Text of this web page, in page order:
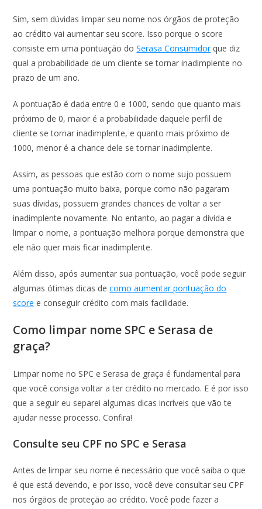
Sim, sem dúvidas limpar seu nome nos órgãos de proteção
ao crédito vai aumentar seu score. Isso porque o score
consiste em uma pontuação doSerasa Consumidorque diz
qual a probabilidade de um cliente se tornar inadimplente no
prazo de um ano.
A pontuação é dada entre 0 e 1000, sendo que quanto mais
próximo de 0, maior é a probabilidade daquele perfil de
cliente se tornar inadimplente, e quanto mais próximo de
1000, menor é a chance dele se tornar inadimplente.
Assim, as pessoas que estão com o nome sujo possuem
uma pontuação muito baixa, porque como não pagaram
suas dívidas, possuem grandes chances de voltar a ser
inadimplente novamente. No entanto, ao pagar a dívida e
limpar o nome, a pontuação melhora porque demonstra que
ele não quer mais ficar inadimplente.
Além disso, após aumentar sua pontuação, você pode seguir
algumas ótimas dicas decomo aumentar pontuação do
score e conseguir crédito com mais facilidade.
Como limpar nome SPC e Serasa de
graça?
Limpar nome no SPC e Serasa de graça é fundamental para
que você consiga voltar a ter crédito no mercado. E é por isso
que a seguir eu separei algumas dicas incríveis que vão te
ajudar nesse processo. Confira!
Consulte seu CPF no SPC e Serasa
Antes de limpar seu nome é necessário que você saiba o que
é que está devendo, e por isso, você deve consultar seu CPF
nos órgãos de proteção ao crédito. Você pode fazer a